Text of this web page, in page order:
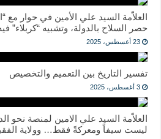
العلاّمة السيد علي الأمين في حوار
حصر السلاح بالدولة، وتشبيه “كربلاء”
23 أغسطس، 2025
تفسير التاريخ بين التعميم والتخصيص
3 أغسطس، 2025
العلاّمة السيد علي الامين لمنصة نحو
ليست سيفاً ومعركةً فقط… وولاية